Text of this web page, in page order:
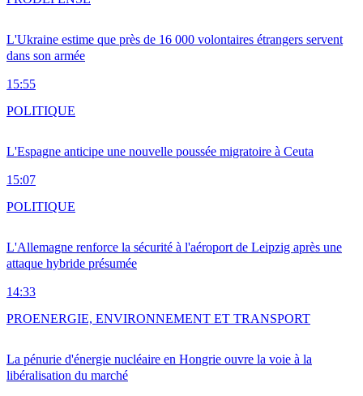
L'Ukraine estime que près de 16 000 volontaires étrangers servent
dans son armée
15:55
L'Espagne anticipe une nouvelle poussée migratoire à Ceuta
15:07
POLITIQUE
L'Allemagne renforce la sécurité à l'aéroport de Leipzig après une
attaque hybride présumée
14:33
POLITIQUE
La pénurie d'énergie nucléaire en Hongrie ouvre la voie à la
libéralisation du marché
PROENERGIE, ENVIRONNEMENT ET TRANSPORT